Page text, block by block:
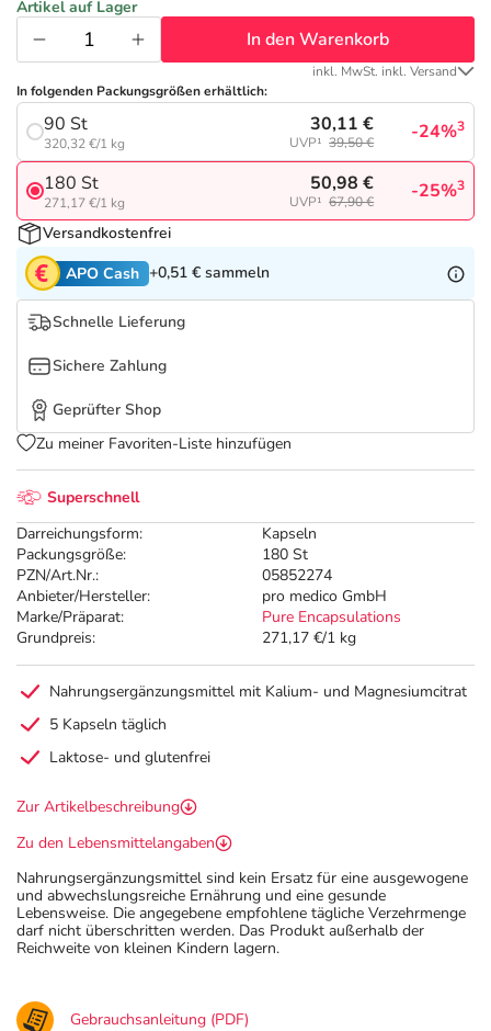
Tierapotheke
Vitamine & Mineralstoffe
Marken
Salus Deals
Superschnell
Darreichungsform:
Kapseln
Packungsgröße:
180 St
PZN/Art.Nr.:
05852274
Anbieter/Hersteller:
pro medico GmbH
Marke/Präparat:
Pure Encapsulations
Grundpreis:
271,17 €/1 kg
Artikel auf Lager
In den Warenkorb
inkl. MwSt. inkl. Versand
In folgenden Packungsgrößen erhältlich:
90 St
320,32 €/1 kg
30,11 €
UVP¹ 39,50 € -24%3
180 St
271,17 €/1 kg
50,98 €
UVP¹ 67,90 € -25%3
Versandkostenfrei
APO Cash +0,51 € sammeln
Schnelle Lieferung
Sichere Zahlung
Geprüfter Shop
Zu meiner Favoriten-Liste hinzufügen
Nahrungsergänzungsmittel mit Kalium- und Magnesiumcitrat
5 Kapseln täglich
Laktose- und glutenfrei
Zur Artikelbeschreibung
Zu den Lebensmittelangaben
Nahrungsergänzungsmittel sind kein Ersatz für eine ausgewogene
und abwechslungsreiche Ernährung und eine gesunde
Lebensweise. Die angegebene empfohlene tägliche Verzehrmenge
darf nicht überschritten werden. Das Produkt außerhalb der
Reichweite von kleinen Kindern lagern.
Gebrauchsanleitung (PDF)